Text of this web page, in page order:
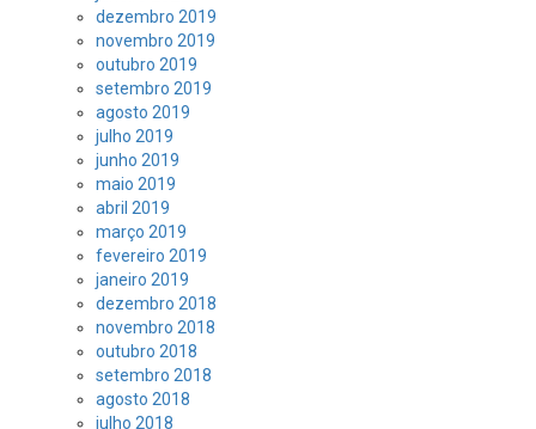
dezembro 2019
novembro 2019
outubro 2019
setembro 2019
agosto 2019
julho 2019
junho 2019
maio 2019
abril 2019
março 2019
fevereiro 2019
janeiro 2019
dezembro 2018
novembro 2018
outubro 2018
setembro 2018
agosto 2018
julho 2018